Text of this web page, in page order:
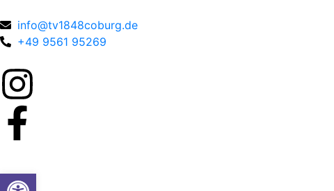
info@tv1848coburg.de
+49 9561 95269
Werkzeugleiste öffnen